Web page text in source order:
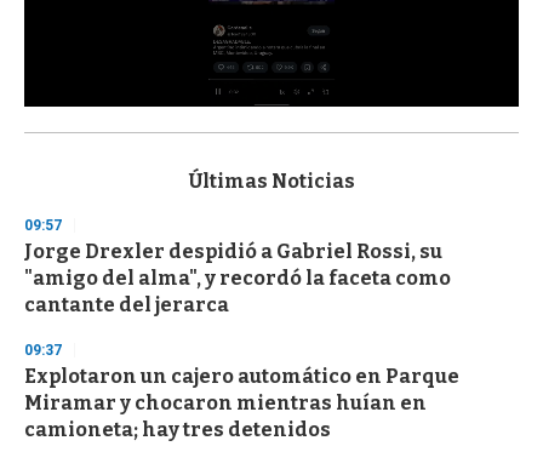
s
d
s
o
3
s
e
c
o
n
Últimas Noticias
09:57
Jorge Drexler despidió a Gabriel Rossi, su
"amigo del alma", y recordó la faceta como
cantante del jerarca
09:37
Explotaron un cajero automático en Parque
Miramar y chocaron mientras huían en
camioneta; hay tres detenidos